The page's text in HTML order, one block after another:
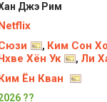
Джэ Рим
, Ким Сон Хо
Хён Ук , Ли
Ён Кван
??